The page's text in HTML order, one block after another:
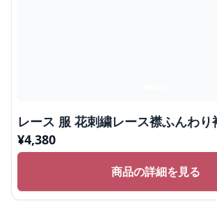
レース 服 花刺繍レース襟ふんわり
¥4,380
商品の詳細を見る